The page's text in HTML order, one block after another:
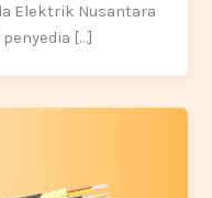
Elektrik Nusantara
[…]